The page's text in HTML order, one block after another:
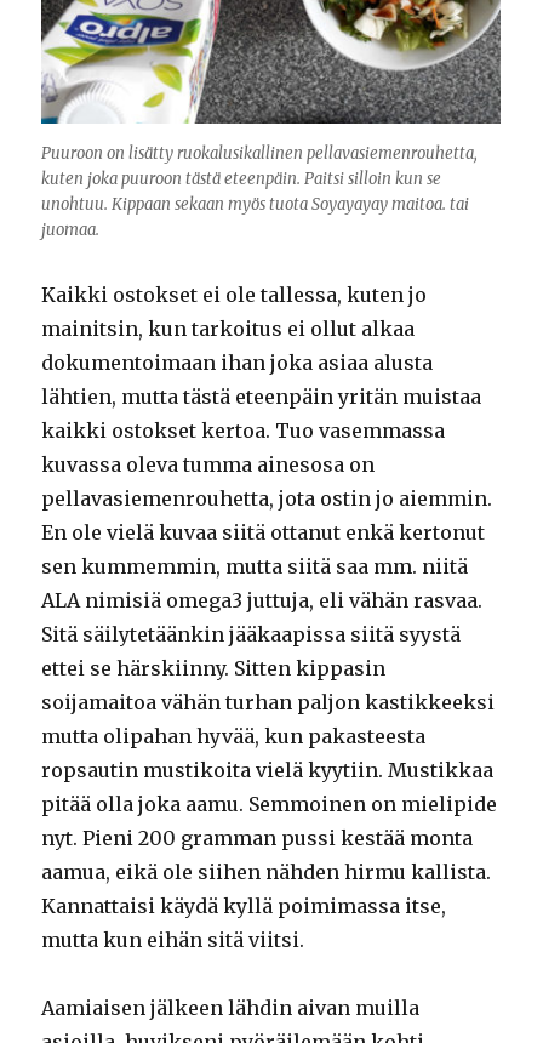
Puuroon on lisätty ruokalusikallinen pellavasiemenrouhetta,
kuten joka puuroon tästä eteenpäin. Paitsi silloin kun se
unohtuu. Kippaan sekaan myös tuota Soyayayay maitoa. tai
juomaa.
Kaikki ostokset ei ole tallessa, kuten jo
mainitsin, kun tarkoitus ei ollut alkaa
dokumentoimaan ihan joka asiaa alusta
lähtien, mutta tästä eteenpäin yritän muistaa
kaikki ostokset kertoa. Tuo vasemmassa
kuvassa oleva tumma ainesosa on
pellavasiemenrouhetta, jota ostin jo aiemmin.
En ole vielä kuvaa siitä ottanut enkä kertonut
sen kummemmin, mutta siitä saa mm. niitä
ALA nimisiä omega3 juttuja, eli vähän rasvaa.
Sitä säilytetäänkin jääkaapissa siitä syystä
ettei se härskiinny. Sitten kippasin
soijamaitoa vähän turhan paljon kastikkeeksi
mutta olipahan hyvää, kun pakasteesta
ropsautin mustikoita vielä kyytiin. Mustikkaa
pitää olla joka aamu. Semmoinen on mielipide
nyt. Pieni 200 gramman pussi kestää monta
aamua, eikä ole siihen nähden hirmu kallista.
Kannattaisi käydä kyllä poimimassa itse,
mutta kun eihän sitä viitsi.
Aamiaisen jälkeen lähdin aivan muilla